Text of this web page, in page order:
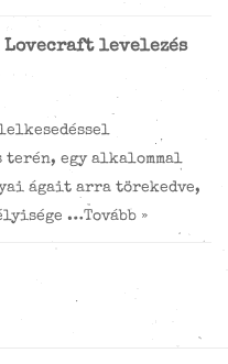
Lovecraft levelezés
egy alkalommal
ágait arra törekedve,
…Tovább »